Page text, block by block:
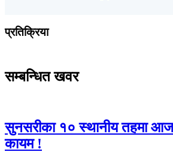
प्रतिक्रिया
सम्बन्धित खवर
सुनसरीका १० स्थानीय तहमा आज
कायम !